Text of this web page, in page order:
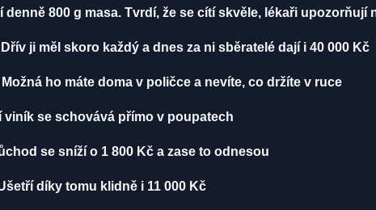
800 g masa. Tvrdí, že se cítí skvěle, lékaři upozorňují
ji měl skoro každý a dnes za ni sběratelé dají i 40 000 Kč
ho máte doma v poličce a nevíte, co držíte v ruce
se schovává přímo v poupatech
se sníží o 1 800 Kč a zase to odnesou
díky tomu klidně i 11 000 Kč